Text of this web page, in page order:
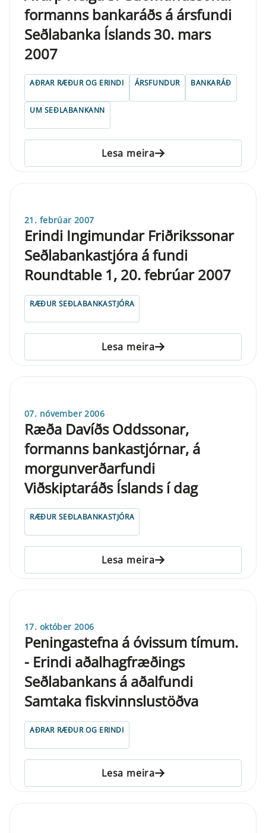
formanns bankaráðs á ársfundi
Seðlabanka Íslands 30. mars
2007
AÐRAR RÆÐUR OG ERINDI ÁRSFUNDUR BANKARÁÐ
UM SEÐLABANKANN
Lesa meira
21. febrúar 2007
Erindi Ingimundar Friðrikssonar
Seðlabankastjóra á fundi
Roundtable 1, 20. febrúar 2007
RÆÐUR SEÐLABANKASTJÓRA
Lesa meira
07. nóvember 2006
Ræða Davíðs Oddssonar,
formanns bankastjórnar, á
morgunverðarfundi
Viðskiptaráðs Íslands í dag
RÆÐUR SEÐLABANKASTJÓRA
Lesa meira
17. október 2006
Peningastefna á óvissum tímum.
- Erindi aðalhagfræðings
Seðlabankans á aðalfundi
Samtaka fiskvinnslustöðva
AÐRAR RÆÐUR OG ERINDI
Lesa meira